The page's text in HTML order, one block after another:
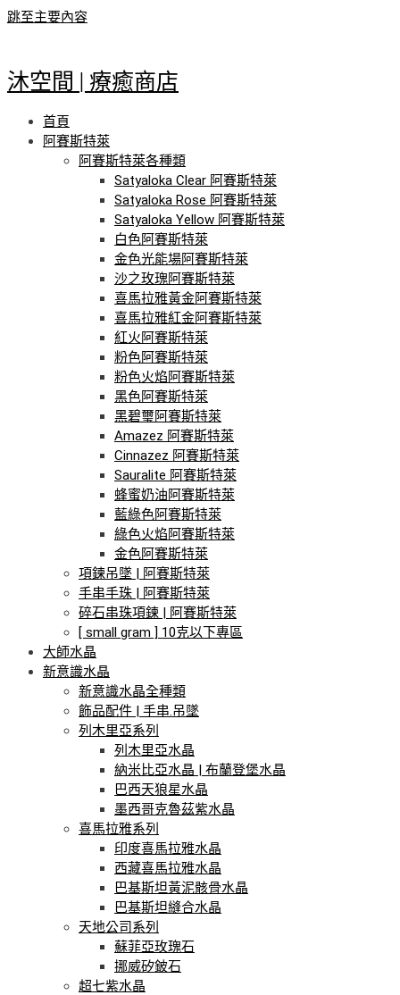
跳至主要內容
沐空間 | 療癒商店
首頁
阿賽斯特萊
阿賽斯特萊各種類
Satyaloka Clear 阿賽斯特萊
Satyaloka Rose 阿賽斯特萊
Satyaloka Yellow 阿賽斯特萊
白色阿賽斯特萊
金色光能場阿賽斯特萊
沙之玫瑰阿賽斯特萊
喜馬拉雅黃金阿賽斯特萊
喜馬拉雅紅金阿賽斯特萊
紅火阿賽斯特萊
粉色阿賽斯特萊
粉色火焰阿賽斯特萊
黑色阿賽斯特萊
黑碧璽阿賽斯特萊
Amazez 阿賽斯特萊
Cinnazez 阿賽斯特萊
Sauralite 阿賽斯特萊
蜂蜜奶油阿賽斯特萊
藍綠色阿賽斯特萊
綠色火焰阿賽斯特萊
金色阿賽斯特萊
項鍊吊墜 | 阿賽斯特萊
手串手珠 | 阿賽斯特萊
碎石串珠項鍊 | 阿賽斯特萊
[ small gram ] 10克以下專區
大師水晶
新意識水晶
新意識水晶全種類
飾品配件 | 手串.吊墜
列木里亞系列
列木里亞水晶
納米比亞水晶 | 布蘭登堡水晶
巴西天狼星水晶
墨西哥克魯茲紫水晶
喜馬拉雅系列
印度喜馬拉雅水晶
西藏喜馬拉雅水晶
巴基斯坦黃泥骸骨水晶
巴基斯坦縫合水晶
天地公司系列
蘇菲亞玫瑰石
挪威矽鈹石
超七紫水晶